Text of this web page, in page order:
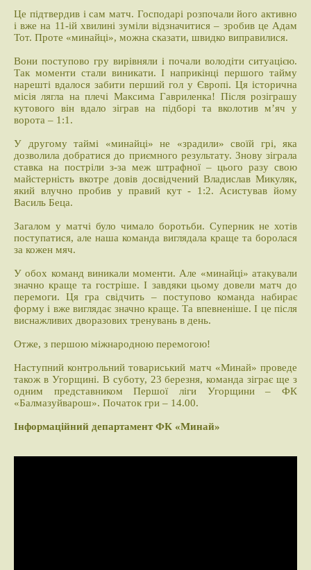
Це підтвердив і сам матч. Господарі розпочали його активно
і вже на 11-ій хвилині зуміли відзначитися – зробив це Адам
Тот. Проте «минайці», можна сказати, швидко виправилися.
Вони поступово гру вирівняли і почали володіти ситуацією.
Так моменти стали виникати. І наприкінці першого тайму
нарешті вдалося забити перший гол у Європі. Ця історична
місія лягла на плечі Максима Гавриленка! Після розіграшу
кутового він вдало зіграв на підборі та вколотив м’яч у
ворота – 1:1.
У другому таймі «минайці» не «зрадили» своїй грі, яка
дозволила добратися до приємного результату. Знову зіграла
ставка на постріли з-за меж штрафної – цього разу свою
майстерність вкотре довів досвідчений Владислав Микуляк,
який влучно пробив у правий кут - 1:2. Асистував йому
Василь Беца.
Загалом у матчі було чимало боротьби. Суперник не хотів
поступатися, але наша команда виглядала краще та боролася
за кожен мяч.
У обох команд виникали моменти. Але «минайці» атакували
значно краще та гостріше. І завдяки цьому довели матч до
перемоги. Ця гра свідчить – поступово команда набирає
форму і вже виглядає значно краще. Та впевненіше. І це після
виснажливих дворазових тренувань в день.
Отже, з першою міжнародною перемогою!
Наступний контрольний товариський матч «Минай» проведе
також в Угорщині. В суботу, 23 березня, команда зіграє ще з
одним представником Першої ліги Угорщини – ФК
«Балмазуйварош». Початок гри – 14.00.
Інформаційний департамент ФК «Минай»